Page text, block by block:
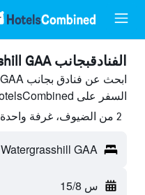
الفنادقبجانب Watergrasshill GAA, فرموي
السفر على HotelsCombined وقارن بينها ووفّر.
2 من الضيوف، غرفة واحدة
Watergrasshill GAA - فرموي، أيرلندا
س 15/8